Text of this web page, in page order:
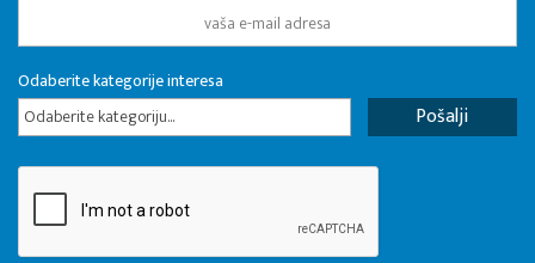
Odaberite kategorije interesa
Odaberite kategoriju...